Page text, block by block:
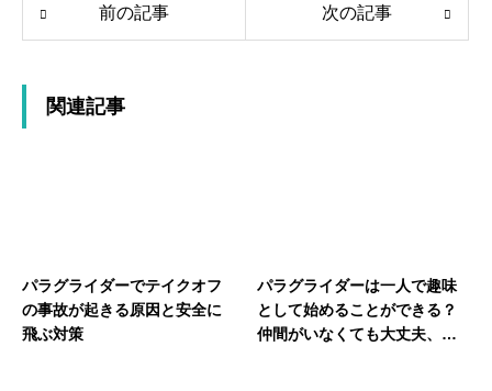
前の記事 次の記事
関連記事
パラグライダーでテイクオフ
の事故が起きる原因と安全に
飛ぶ対策
パラグライダーは一人で趣味
として始めることができる？
仲間がいなくても大丈夫、ス